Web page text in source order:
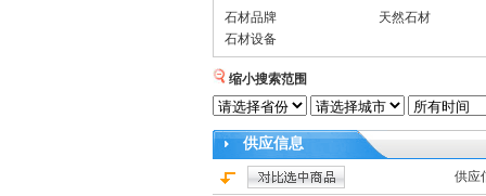
石材品牌
天然石材
石材设备
缩小搜索范围
供应信息
供应